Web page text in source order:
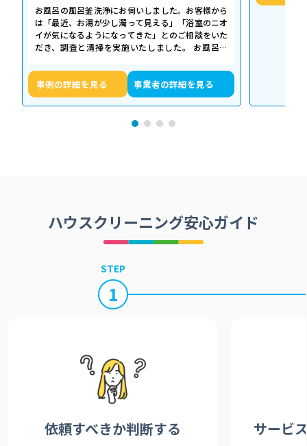
お風呂の風呂釜洗浄にお伺いしました。お客様から
は「最近、お湯が少し濁って見える」「浴室のニオ
イが気になるようになってきた」とのご相談をいた
だき、調査と清掃を実施いたしました。 お風呂の
事例の詳細を見る 事業者の詳細を見る
ハウスクリーニング安心ガイド
STEP
1
依頼すべきか判断する サービ